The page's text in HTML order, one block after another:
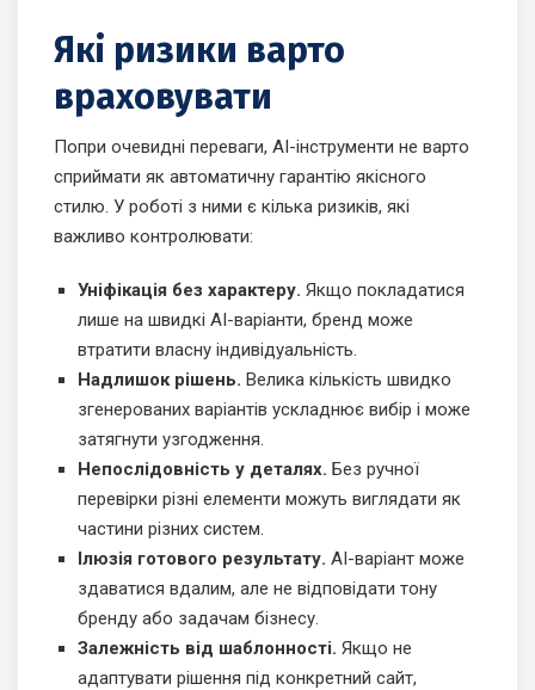
Які ризики варто
враховувати
Попри очевидні переваги, AI-інструменти не варто
сприймати як автоматичну гарантію якісного
стилю. У роботі з ними є кілька ризиків, які
важливо контролювати:
Уніфікація без характеру. Якщо покладатися
лише на швидкі AI-варіанти, бренд може
втратити власну індивідуальність.
Надлишок рішень. Велика кількість швидко
згенерованих варіантів ускладнює вибір і може
затягнути узгодження.
Непослідовність у деталях. Без ручної
перевірки різні елементи можуть виглядати як
частини різних систем.
Ілюзія готового результату. AI-варіант може
здаватися вдалим, але не відповідати тону
бренду або задачам бізнесу.
Залежність від шаблонності. Якщо не
адаптувати рішення під конкретний сайт,